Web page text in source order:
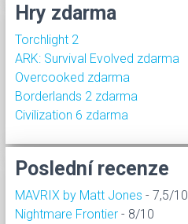
Hry zdarma
Torchlight 2
ARK: Survival Evolved zdarma
Overcooked zdarma
Borderlands 2 zdarma
Civilization 6 zdarma
Poslední recenze
MAVRIX by Matt Jones - 7,5/10
Nightmare Frontier - 8/10